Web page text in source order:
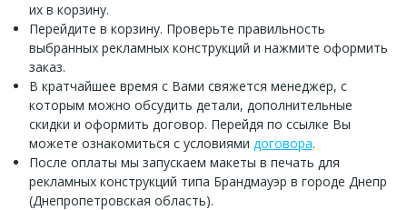
их в корзину.
Перейдите в корзину. Проверьте правильность
выбранных рекламных конструкций и нажмите оформить
заказ.
В кратчайшее время с Вами свяжется менеджер, с
которым можно обсудить детали, дополнительные
скидки и оформить договор. Перейдя по ссылке Вы
можете ознакомиться с условиями договора.
После оплаты мы запускаем макеты в печать для
рекламных конструкций типа Брандмауэр в городе Днепр
(Днепропетровская область).